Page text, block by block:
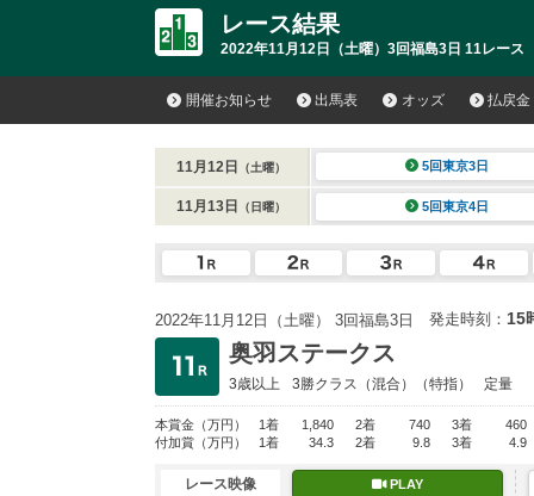
レース結果
2022年11月12日（土曜）3回福島3日 11レース
開催お知らせ 出馬表 オッズ 払戻金
11月12日 （土曜） 5回東京3日
11月13日 （日曜） 5回東京4日
2022年11月12日（土曜） 3回福島3日 発走時刻： 15
奥羽ステークス
3歳以上 3勝クラス （混合）（特指） 定量
本賞金 （万円） 1着 1,840 2着 740 3着
460
付加賞 （万円） 1着 34.3 2着 9.8 3着 4.9
レース映像 PLAY